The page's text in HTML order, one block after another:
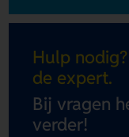
Hulp
de expert.
Bij vragen
verder!